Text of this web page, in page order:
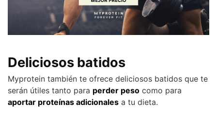
Deliciosos batidos
Myprotein también te ofrece deliciosos batidos que te
serán útiles tanto para perder peso como para
aportar proteínas adicionales a tu dieta.